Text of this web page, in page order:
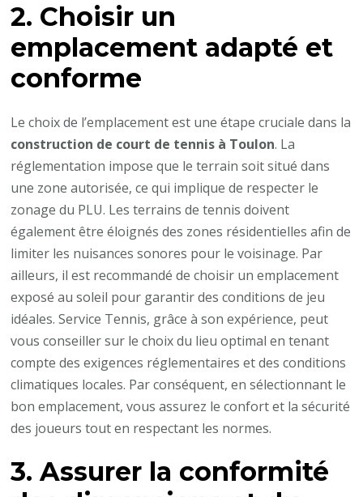
2. Choisir un
emplacement adapté et
conforme
Le choix de l’emplacement est une étape cruciale dans la
construction de court de tennis à Toulon. La
réglementation impose que le terrain soit situé dans
une zone autorisée, ce qui implique de respecter le
zonage du PLU. Les terrains de tennis doivent
également être éloignés des zones résidentielles afin de
limiter les nuisances sonores pour le voisinage. Par
ailleurs, il est recommandé de choisir un emplacement
exposé au soleil pour garantir des conditions de jeu
idéales. Service Tennis, grâce à son expérience, peut
vous conseiller sur le choix du lieu optimal en tenant
compte des exigences réglementaires et des conditions
climatiques locales. Par conséquent, en sélectionnant le
bon emplacement, vous assurez le confort et la sécurité
des joueurs tout en respectant les normes.
3. Assurer la conformité